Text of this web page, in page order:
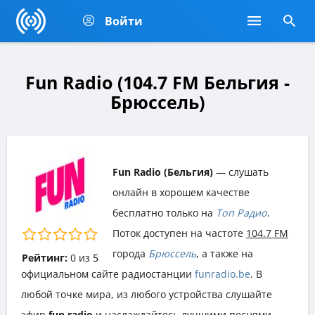
Войти
Fun Radio (104.7 FM Бельгия -
Брюссель)
Рейтинг: 0из 5
Fun Radio (Бельгия) — слушать
онлайн в хорошем качестве
бесплатно только на Топ Радио.
Поток доступен на частоте 104.7 FM
города Брюссель, а также на
официальном сайте радиостанции funradio.be. В
любой точке мира, из любого устройства слушайте